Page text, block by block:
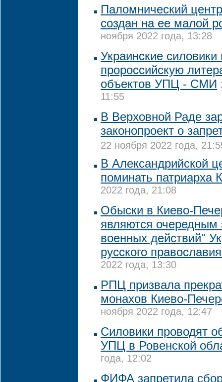
Паломнический
создан на ее малой
ноября 2022 года, 13:28
Украинские
пророссийскую
объектов УПЦ - СМИ
11:55
В Верховной Раде
законопроект о
22 ноября 2022 года,
В Александрийской
поминать патриарха
2022 года, 21:08
Обыски в Киево-
являются очередным
военных действий"
русского
2022 года, 13:30
РПЦ призвала
монахов Киево-
ноября 2022 года, 12:47
Силовики проводят
УПЦ в Ровенской
года, 12:02
ФИФА запретила